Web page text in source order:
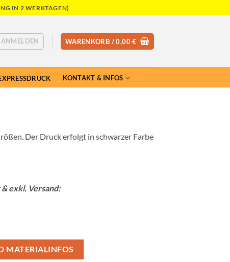
IN 2 WERKTAGEN)
ANMELDEN WARENKORB /0,00€
KONTAKT & INFOS
Der Druck erfolgt in schwarzer Farbe
exkl. Versand:
MATERIALINFOS